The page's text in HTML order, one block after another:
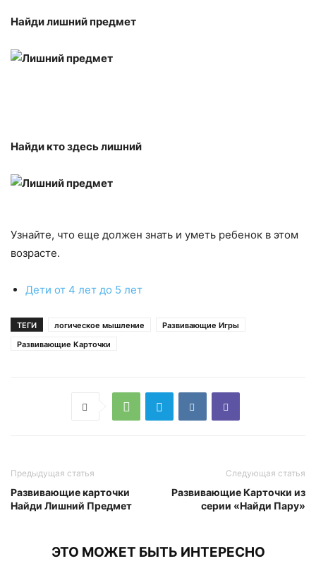
Найди лишний предмет
Найди кто здесь лишний
Узнайте, что еще должен знать и уметь ребенок в этом
возрасте.
Дети от 4 лет до 5 лет
ТЕГИ логическое мышление
Развивающие Игры
Развивающие Карточки
Предыдущая статья
Развивающие карточки
Найди Лишний Предмет
Следующая статья
Развивающие Карточки из
серии «Найди Пару»
ЭТО МОЖЕТ БЫТЬ ИНТЕРЕСНО